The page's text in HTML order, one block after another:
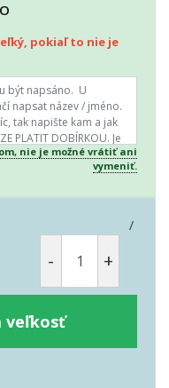
pokiaľ to nie je
nie je možné vrátiť ani
vymeniť.
/
- +
veľkosť